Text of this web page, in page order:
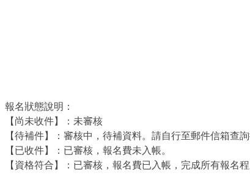
報名狀態說明：
【尚未收件】：未審核
【待補件】：審核中，待補資料。請自行至郵件信箱查
【已收件】：已審核，報名費未入帳。
【資格符合】：已審核，報名費已入帳，完成所有報名程